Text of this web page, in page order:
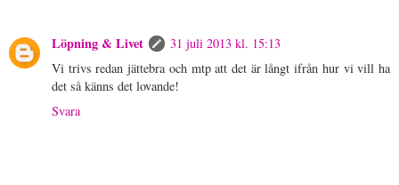
Löpning & Livet
31 juli 2013 kl. 15:13
Vi trivs redan jättebra och mtp att det är långt ifrån hur vi vill ha
det så känns det lovande!
Svara